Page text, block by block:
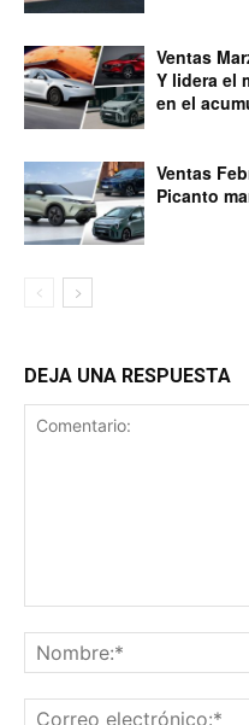
Ventas
Y lidera el
en el
Ventas
Picanto
DEJA UNA RESPUESTA